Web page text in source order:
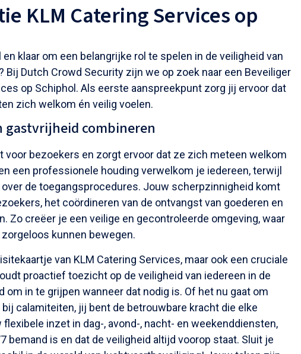
KLM Catering Services op
klaar om een belangrijke rol te spelen in de veiligheid van
Dutch Crowd Security zijn we op zoek naar een Beveiliger
op Schiphol. Als eerste aanspreekpunt zorg jij ervoor dat
zich welkom én veilig voelen.
gastvrijheid combineren
voor bezoekers en zorgt ervoor dat ze zich meteen welkom
een professionele houding verwelkom je iedereen, terwijl
de toegangsprocedures. Jouw scherpzinnigheid komt
het coördineren van de ontvangst van goederen en
Zo creëer je een veilige en gecontroleerde omgeving, waar
kunnen bewegen.
van KLM Catering Services, maar ook een cruciale
proactief toezicht op de veiligheid van iedereen in de
om in te grijpen wanneer dat nodig is. Of het nu gaat om
calamiteiten, jij bent de betrouwbare kracht die elke
inzet in dag-, avond-, nacht- en weekenddiensten,
bemand is en dat de veiligheid altijd voorop staat. Sluit je